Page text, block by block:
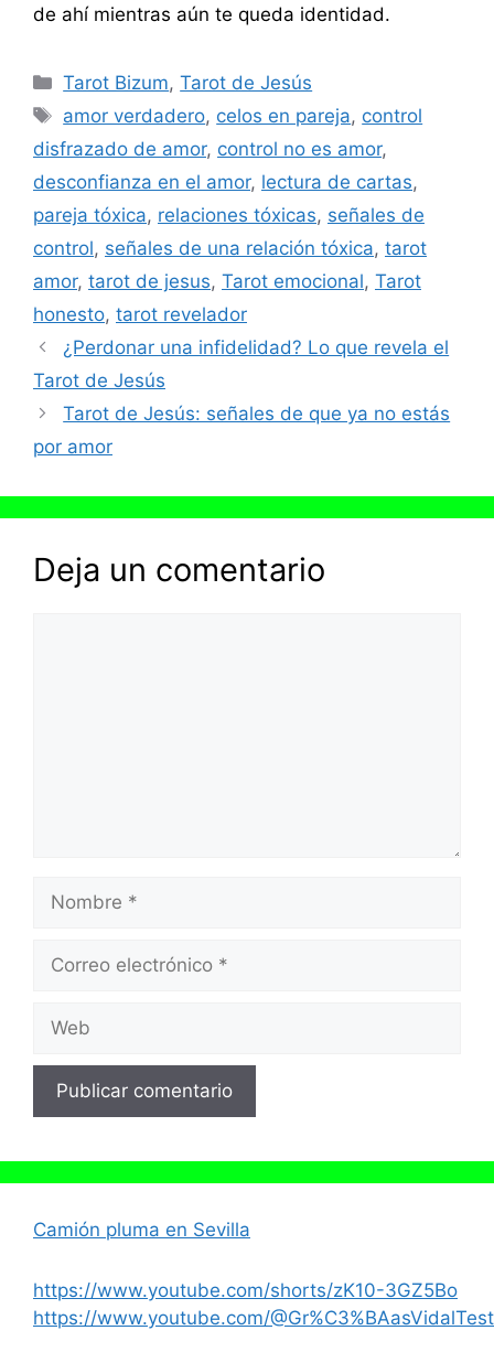
de ahí mientras aún te queda identidad.
Categorías
Tarot Bizum,Tarot de Jesús
Etiquetas
amor verdadero, celos en pareja, control
disfrazado de amor, control no es amor,
desconfianza en el amor, lectura de cartas,
pareja tóxica, relaciones tóxicas, señales de
control, señales de una relación tóxica, tarot
amor, tarot de jesus, Tarot emocional, Tarot
honesto, tarot revelador
¿Perdonar una infidelidad? Lo que revela el
Tarot de Jesús
Tarot de Jesús: señales de que ya no estás
por amor
Deja un comentario
Nombre
Correo
Web
Camión pluma en Sevilla
https://www.youtube.com/shorts/zK10-3GZ5Bo
https://www.youtube.com/